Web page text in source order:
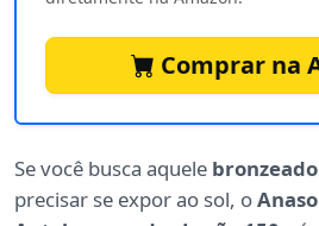
Comprar na
Se você busca aquele
precisar se expor ao sol, o